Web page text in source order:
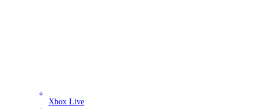
Xbox Live